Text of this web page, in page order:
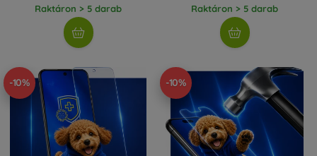
Raktáron > 5 darab Raktáron > 5 darab
-10% -10%